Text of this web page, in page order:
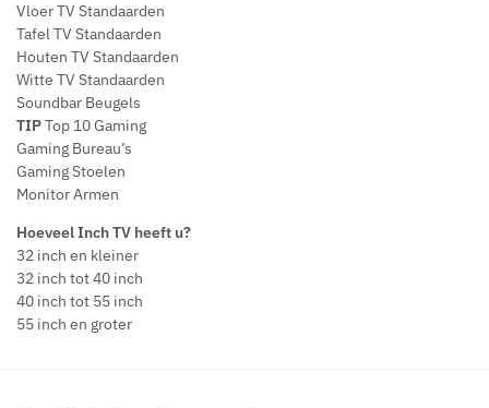
Vloer TV Standaarden
Tafel TV Standaarden
Houten TV Standaarden
Witte TV Standaarden
Soundbar Beugels
TIPTop 10 Gaming
Gaming Bureau’s
Gaming Stoelen
Monitor Armen
Hoeveel Inch TV heeft u?
32 inch en kleiner
32 inch tot 40 inch
40 inch tot 55 inch
55 inch en groter